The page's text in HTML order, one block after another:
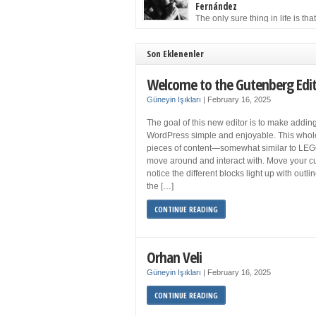
to solution may well be to get more sleep but
you get your 8 hours a night and still feel
Fernández
The only sure thing in life is that
sooner rather than later the leader of the
Revolution would succumb to that most strict
ways by the […]
Son Eklenenler
Welcome to the Gutenberg
Güneyin Işıkları February 16, 2025
The goal of this new editor is to make
WordPress simple and enjoyable. This
pieces of content—somewhat similar to
move around and interact with. Move your
notice the different blocks light up with
the […]
CONTINUE READING
Orhan Veli
Güneyin Işıkları February 16, 2025
CONTINUE READING